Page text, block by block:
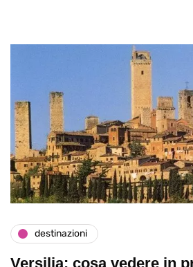
destinazioni
Versilia: cosa vedere in